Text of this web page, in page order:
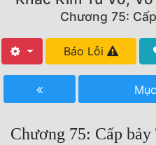
Tất Cả
Hoàn Thành
Chương 75:
Báo Lỗi
Chương 75: Cấp